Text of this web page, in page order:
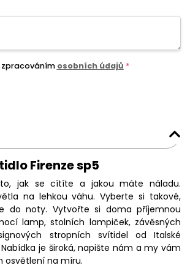
zpracováním osobních údajů *
Firenze sp5
to, jak se cítíte a jakou máte náladu.
na lehkou váhu. Vyberte si takové,
do noty. Vytvořte si doma příjemnou
lamp, stolních lampiček, závěsných
stropních svítidel od Italské
Nabídka je široká, napište nám a my vám
osvětlení na míru.